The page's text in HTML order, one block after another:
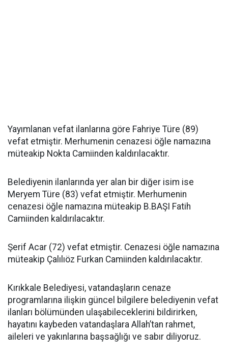
Yayımlanan vefat ilanlarına göre Fahriye Türe (89)
vefat etmiştir. Merhumenin cenazesi öğle namazına
müteakip Nokta Camiinden kaldırılacaktır.
Belediyenin ilanlarında yer alan bir diğer isim ise
Meryem Türe (83) vefat etmiştir. Merhumenin
cenazesi öğle namazına müteakip B.BAŞI Fatih
Camiinden kaldırılacaktır.
Şerif Acar (72) vefat etmiştir. Cenazesi öğle namazına
müteakip Çalılıöz Furkan Camiinden kaldırılacaktır.
Kırıkkale Belediyesi, vatandaşların cenaze
programlarına ilişkin güncel bilgilere belediyenin vefat
ilanları bölümünden ulaşabileceklerini bildirirken,
hayatını kaybeden vatandaşlara Allah’tan rahmet,
aileleri ve yakınlarına başsağlığı ve sabır diliyoruz.